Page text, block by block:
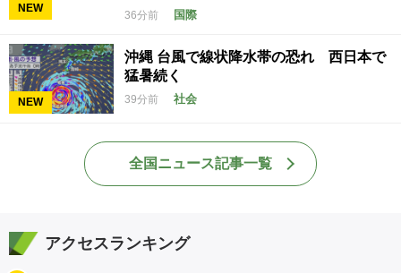
NEW
36分前 国際
NEW
沖縄 台風で線状降水帯の恐れ 西日本で
猛暑続く
39分前 社会
全国ニュース記事一覧
アクセスランキング